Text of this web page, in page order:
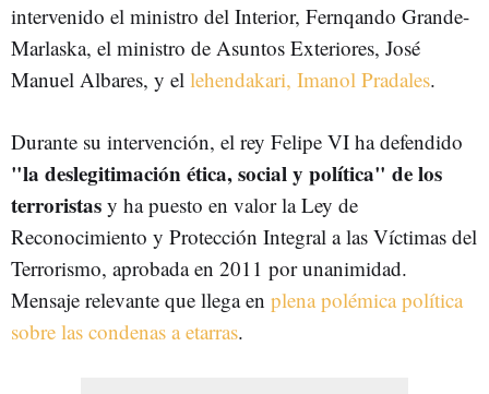
intervenido el ministro del Interior, Fernqando Grande-
Marlaska, el ministro de Asuntos Exteriores, José
Manuel Albares, y el lehendakari, Imanol Pradales.
Durante su intervención, el rey Felipe VI ha defendido
"la deslegitimación ética, social y política" de los
terroristas y ha puesto en valor la Ley de
Reconocimiento y Protección Integral a las Víctimas del
Terrorismo, aprobada en 2011 por unanimidad.
Mensaje relevante que llega en plena polémica política
sobre las condenas a etarras.